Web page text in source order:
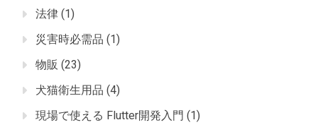
法律 (1)
災害時必需品 (1)
物販 (23)
犬猫衛生用品 (4)
現場で使える Flutter開発入門 (1)